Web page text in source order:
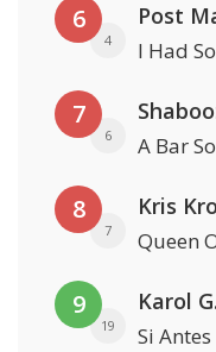
6
4
Post
I Had
7
6 A Bar
8
7
Kris
Queen
9
19
Karol G.
Si